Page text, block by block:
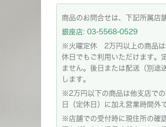
商品のお問合せは、下記所属店
銀座店: 03-5568-0529
※火曜定休 2万円以上の商品
休日でもご利用いただけます。
ません。後日または配送（別途
します。
※2万円以下の商品は他支店で
日（定休日）に加え営業時間外
※店舗での受付時に現住所の確